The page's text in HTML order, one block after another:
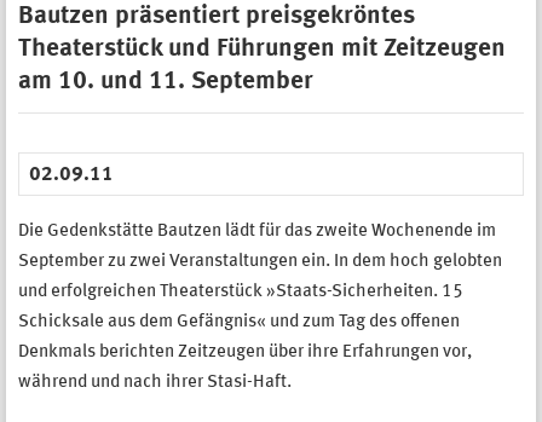
Bautzen präsentiert preisgekröntes
Theaterstück und Führungen mit Zeitzeugen
am 10. und 11. September
02.09.11
Die Gedenkstätte Bautzen lädt für das zweite Wochenende im
September zu zwei Veranstaltungen ein. In dem hoch gelobten
und erfolgreichen Theaterstück »Staats-Sicherheiten. 15
Schicksale aus dem Gefängnis« und zum Tag des offenen
Denkmals berichten Zeitzeugen über ihre Erfahrungen vor,
während und nach ihrer Stasi-Haft.